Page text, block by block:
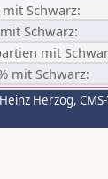
Schwarz:
Schwarz:
mit
mit Schwarz:
Herzog,